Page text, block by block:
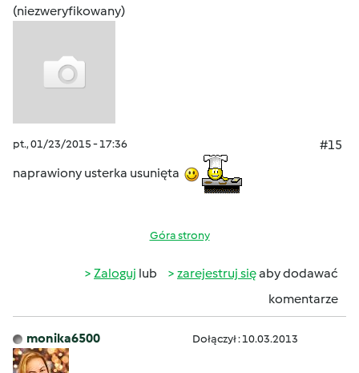
(niezweryfikowany)
pt., 01/23/2015 - 17:36
#15
naprawiony usterka usunięta
Góra strony
Zaloguj lub zarejestruj sięaby dodawać
komentarze
monika6500 Dołączył : 10.03.2013